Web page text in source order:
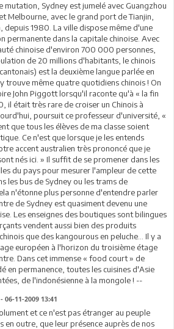
mutation, Sydney est jumelé avec Guangzhou
Melbourne, avec le grand port de Tianjin,
depuis 1980. La ville dispose même d'une
permanente dans la capitale chinoise. Avec
chinoise d'environ 700 000 personnes,
de 20 millions d'habitants, le chinois
est la deuxième langue parlée en
trouve même quatre quotidiens chinois ! On
John Piggott lorsqu'il raconte qu'à « la fin
il était très rare de croiser un Chinois à
poursuit ce professeur d'université, «
que tous les élèves de ma classe soient
Ce n'est que lorsque je les entends
accent australien très prononcé que je
nés ici. » Il suffit de se promener dans les
du pays pour mesurer l'ampleur de cette
les bus de Sydney ou les trams de
n'étonne plus personne d'entendre parler
de Sydney est quasiment devenu une
Les enseignes des boutiques sont bilingues
vendent aussi bien des produits
que des kangourous en peluche... Il y a
européen à l'horizon du troisième étage
Dans cet immense « food court » de
en permanence, toutes les cuisines d'Asie
de l'indonésienne à la mongole ! --
- 06-11-2009 13:41
et ce n'est pas étranger au peuple
en outre, que leur présence auprès de nos